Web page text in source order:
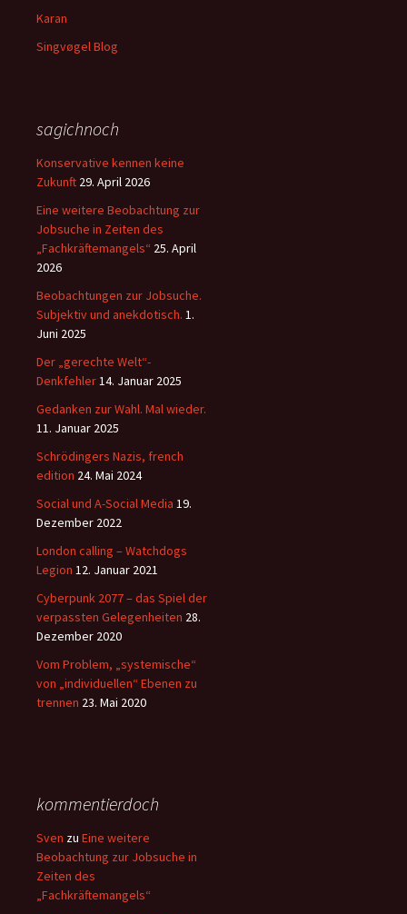
Karan
Singvøgel Blog
sagichnoch
Konservative kennen keine
Zukunft 29. April 2026
Eine weitere Beobachtung zur
Jobsuche in Zeiten des
„Fachkräftemangels“ 25. April
2026
Beobachtungen zur Jobsuche.
Subjektiv und anekdotisch. 1.
Juni 2025
Der „gerechte Welt“-
Denkfehler14. Januar 2025
Gedanken zur Wahl. Mal wieder.
11. Januar 2025
Schrödingers Nazis, french
edition 24. Mai 2024
Social und A-Social Media 19.
Dezember 2022
London calling – Watchdogs
Legion 12. Januar 2021
Cyberpunk 2077 – das Spiel der
verpassten Gelegenheiten 28.
Dezember 2020
Vom Problem, „systemische“
von „individuellen“ Ebenen zu
trennen 23. Mai 2020
kommentierdoch
Sven zu Eine weitere
Beobachtung zur Jobsuche in
Zeiten des
„Fachkräftemangels“